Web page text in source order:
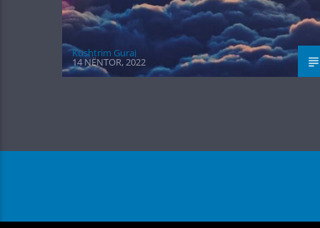
Kushtrim Guraj
14 NËNTOR, 2022